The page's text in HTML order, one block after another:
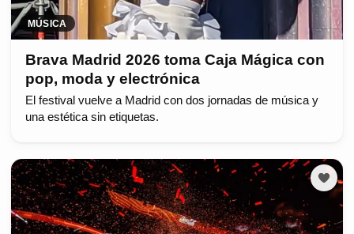
MÚSICA
Brava Madrid 2026 toma Caja Mágica con
pop, moda y electrónica
El festival vuelve a Madrid con dos jornadas de música y
una estética sin etiquetas.